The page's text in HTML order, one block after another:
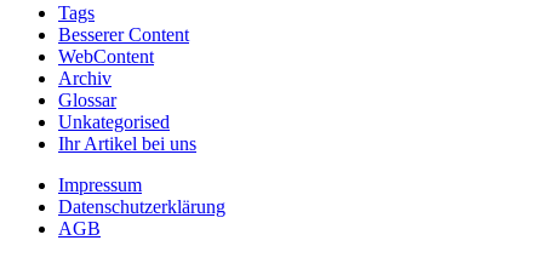
Tags
Besserer Content
WebContent
Archiv
Glossar
Unkategorised
Ihr Artikel bei uns
Impressum
Datenschutzerklärung
AGB